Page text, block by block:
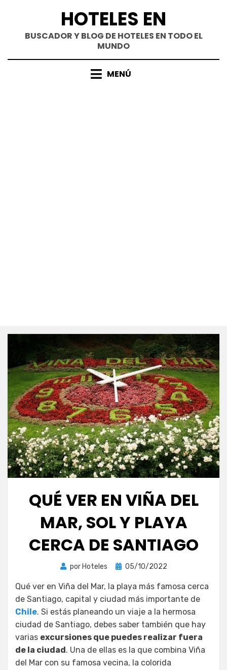
contenido
HOTELES EN
BUSCADOR Y BLOG DE HOTELES EN TODO EL
MUNDO
MENÚ
QUÉ VER EN VIÑA DEL
MAR, SOL Y PLAYA
CERCA DE SANTIAGO
por Hoteles
Publicada
05/10/2022
Qué ver en Viña del Mar, la playa más famosa cerca
de Santiago, capital y ciudad más importante de
Chile. Si estás planeando un viaje a la hermosa
ciudad de Santiago, debes saber también que hay
varias excursiones que puedes realizar fuera
de la ciudad. Una de ellas es la que combina Viña
del Mar con su famosa vecina, la colorida